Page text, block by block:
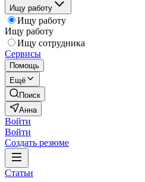
Ищу работу
Ищу работу
Ищу работу
Ищу сотрудника
Сервисы
Помощь
Ещё
Поиск
Анна
Войти
Войти
Создать резюме
Статьи